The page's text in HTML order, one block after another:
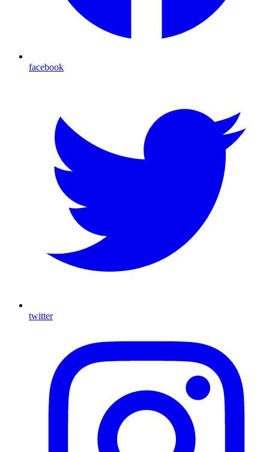
facebook
twitter